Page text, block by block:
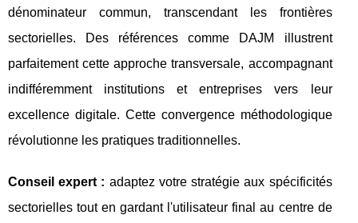
dénominateur commun, transcendant les frontières
sectorielles. Des références comme DAJM illustrent
parfaitement cette approche transversale, accompagnant
indifféremment institutions et entreprises vers leur
excellence digitale. Cette convergence méthodologique
révolutionne les pratiques traditionnelles.
Conseil expert : adaptez votre stratégie aux spécificités
sectorielles tout en gardant l'utilisateur final au centre de